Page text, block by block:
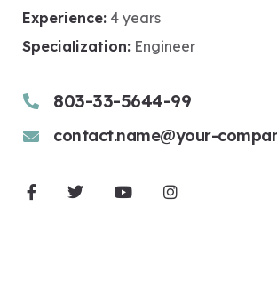
Experience: 4 years
Specialization: Engineer
803-33-5644-99
contact.name@your-